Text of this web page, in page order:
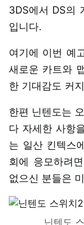
3DS에서 DS의
입니다.
여기에 이번 예
새로운 카트와
한 기대감도 커
한편 닌텐도는
다 자세한 사항
는 일산 킨텍스
회에 응모하려
없으신 분들은
닌텐도